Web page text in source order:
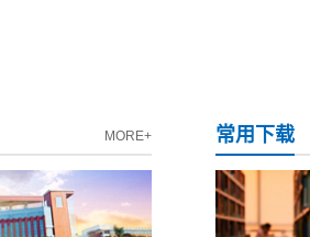
MORE+ 常用下载